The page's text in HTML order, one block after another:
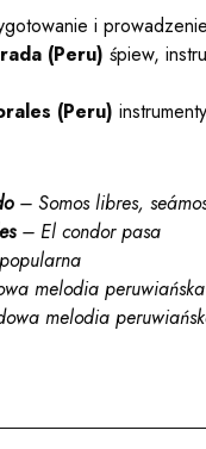
i prowadzenie
(Peru) śpiew,
(Peru)
– Somos libres,
– El condor pasa
melodia peruwiańska
melodia